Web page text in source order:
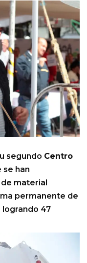
segundo Centro
se han
material
permanente de
logrando 47